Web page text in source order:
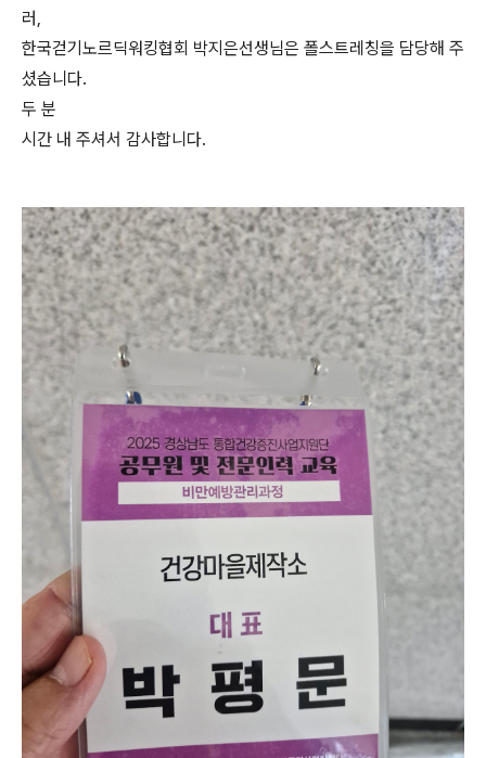
러,
한국걷기노르딕워킹협회 박지은선생님은 폴스트레칭을 담당해 주
셨습니다.
두 분
시간 내 주셔서 감사합니다.